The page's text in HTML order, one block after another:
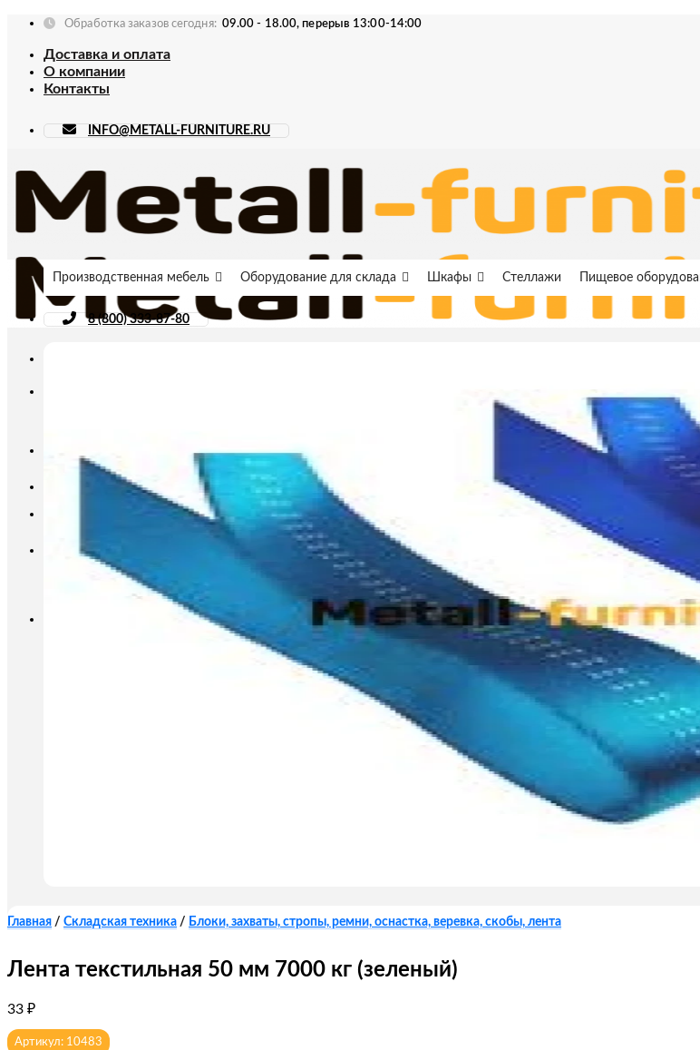
Skip
content
Обработка заказов сегодня: 09.00 - 18.00, перерыв 13:00-14:00
Доставка и оплата
О компании
Контакты
INFO@METALL-FURNITURE.RU
INFO@METALL-FURNITURE.RU
8 (800) 333-87-80
Корзина
Корзина пуста.
Производственная мебель Оборудование для склада Шкафы Стеллажи Пищевое
8 (800) 333-87-80
Главная / Складская техника / Блоки, захваты, стропы, ремни, оснастка, веревка, скобы, лента
Лента текстильная 50 мм 7000 кг (зеленый)
33 ₽
Артикул: 10483